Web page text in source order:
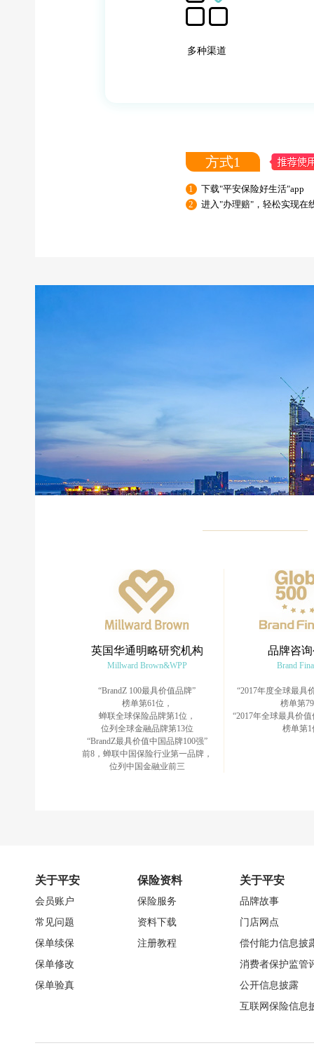
多种渠道
方式1
1
下载"平安保险好生活"app
2
进入"办理赔"，轻松实现在
英国华通明略研究机构
Millward Brown&WPP
“BrandZ 100最具价值品牌”
榜单第61位，
蝉联全球保险品牌第1位，
位列全球金融品牌第13位
“BrandZ最具价值中国品牌100强”
前8，蝉联中国保险行业第一品牌，
位列中国金融业前三
品牌咨
Brand
“2017年度全球最具
榜单第
“2017年全球最具价
榜单第1
关于平安
会员账户
常见问题
保单续保
保单修改
保单验真
保险资料
保险服务
资料下载
注册教程
关于平安
品牌故事
门店网点
偿付能力信息披
消费者保护监管
公开信息披露
互联网保险信息